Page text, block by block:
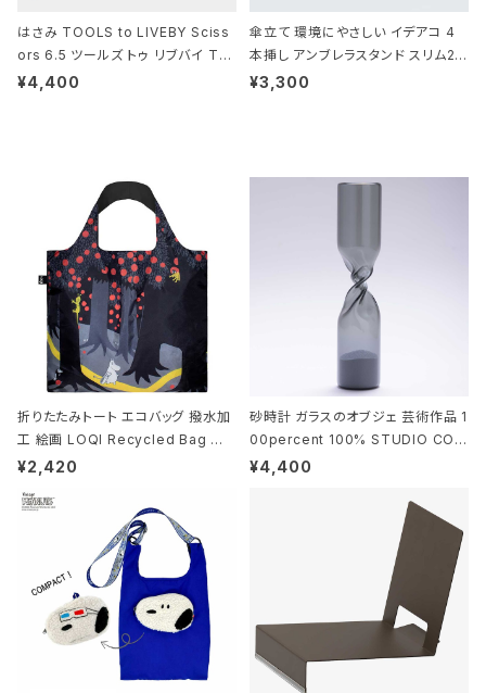
はさみ TOOLS to LIVEBY Sciss
ors 6.5 ツールズ トゥ リブバイ TL
010 シザーズ 6.5 ゴールド
¥4,400
傘立て 環境にやさしい イデアコ 4
本挿し アンブレラスタンド スリム2 i
deaco Umbrella Stand slim2 s
¥3,300
折りたたみトート エコバッグ 撥水加
工 絵画 LOQI Recycled Bag ロ
ーキー 大きめ トートバッグ MOOMI
¥2,420
砂時計 ガラスのオブジェ 芸術作品 1
00percent 100% STUDIO COH
AKU Timeless 100パーセント ス
¥4,400